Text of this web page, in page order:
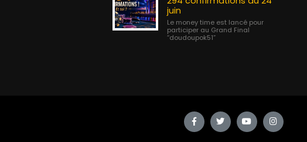
juin
Le money time est lancé pour
participer au Grand Final
“doudoupok51”